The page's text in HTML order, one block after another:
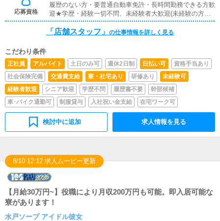
応募資格
履歴のない方・要普通自動車免許・長時間勤務できる方歓
迎★学歴・経験一切不問、未経験者大歓迎(未経験の方も
丁寧に一から指導します。)真面目で意欲のある方お待ち
しております。※パソコンを扱える方(簡単な作業のみで
「店舗スタッフ」 の仕事情報を詳しく見る
こだわり条件
正社員 アルバイト 土日のみ可 週休2日制 日払い可
資格手当あり
社会保険完備
交通費支給 寮・社宅あり 研修あり
未経験可
経験者歓迎
シニア歓迎 学歴不問 履歴書不要
幹部候補
車･バイク通勤可
制服貸与 入社祝い金支給 在宅ワーク可
検討中に追加 求人情報を見る
8/10 12:12 求人ムービー更新
【月給30万円~】役職により月収200万円も可能。即入居可能な
寮があります！
水戸ソープ アイドル彼女